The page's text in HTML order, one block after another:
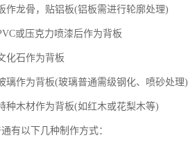
作龙骨，贴铝板(铝板需进行轮廓处理)
或压克力喷漆后作为背板
化石作为背板
璃作为背板(玻璃普通需级钢化、喷砂处理)
种木材作为背板(如红木或花梨木等)
有以下几种制作方式：